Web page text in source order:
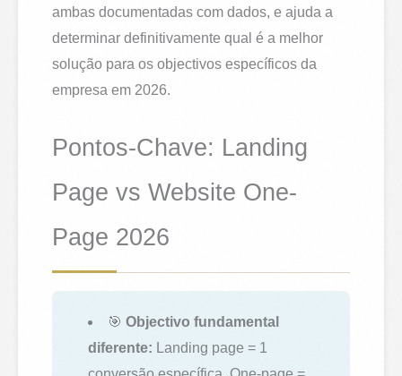
ambas documentadas com dados, e ajuda a
determinar definitivamente qual é a melhor
solução para os objectivos específicos da
empresa em 2026.
Pontos-Chave: Landing
Page vs Website One-
Page 2026
🎯Objectivo fundamental
diferente: Landing page = 1